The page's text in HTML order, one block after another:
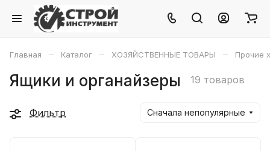
Главная – Каталог – ХОЗЯЙСТВЕННЫЕ ТОВАРЫ – Прочие
Ящики и органайзеры 19 товаров
Фильтр Сначала непопулярные